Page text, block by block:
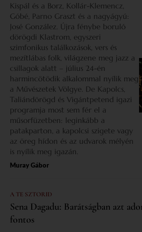
Kispál és a Borz, Kollár-Klemencz,
Góbé, Parno Graszt és a nagyágyú:
José González. Újra fénybe boruló
dörögdi Klastrom, egyszeri
szimfonikus találkozások, vers és
mezítlábas folk, világzene meg jazz a
csillagok alatt – július 24-én
harmincötödik alkalommal nyílik meg
a Művészetek Völgye. De Kapolcs,
Taliándörögd és Vigántpetend igazi
programja most sem fér el a
műsorfüzetben: leginkább a
patakparton, a kapolcsi szigete vagy
az öreg hídon és az udvarok mélyén
is nyílik meg igazán.
Muray Gábor
A TE SZTORID
Sena Dagadu: Barátságban azt
fontos